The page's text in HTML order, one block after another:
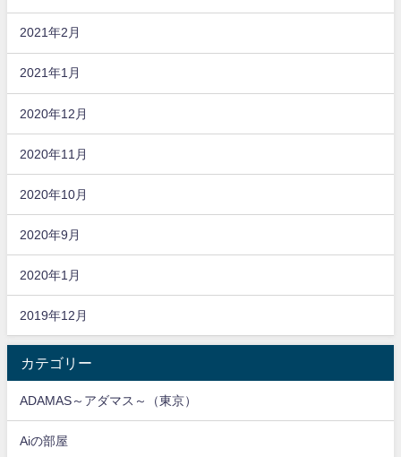
2021年2月
2021年1月
2020年12月
2020年11月
2020年10月
2020年9月
2020年1月
2019年12月
カテゴリー
ADAMAS～アダマス～（東京）
Aiの部屋